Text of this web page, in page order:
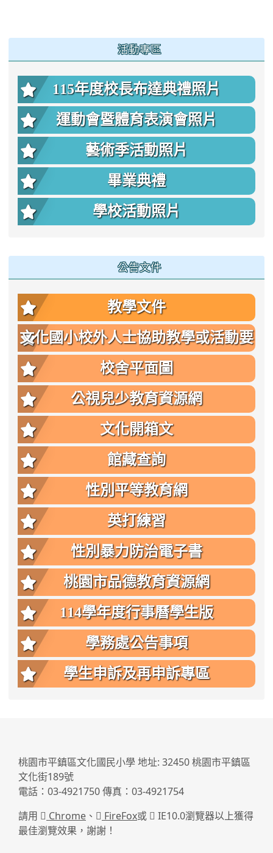
活動專區
115年度校長布達典禮照片
運動會暨體育表演會照片
藝術季活動照片
畢業典禮
學校活動照片
公告文件
教學文件
文化國小校外人士協助教學或活動要
點
校舍平面圖
公視兒少教育資源網
文化開箱文
館藏查詢
性別平等教育網
英打練習
性別暴力防治電子書
桃園市品德教育資源網
114學年度行事曆學生版
學務處公告事項
學生申訴及再申訴專區
桃園市平鎮區文化國民小學 地址: 32450 桃園市平鎮區
文化街189號
電話：03-4921750 傳真：03-4921754
請用
Chrome 、 FireFox或
IE10.0瀏覽器以上獲得
最佳瀏覽效果，謝謝！